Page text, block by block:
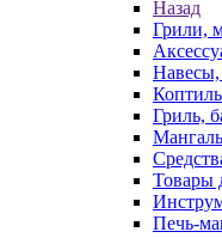
Назад
Грили,
Гриль,
Товары
Печь-